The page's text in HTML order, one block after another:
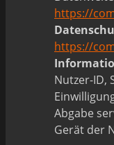
https://
https://
Nutzer-ID,
Abgabe
Gerät der